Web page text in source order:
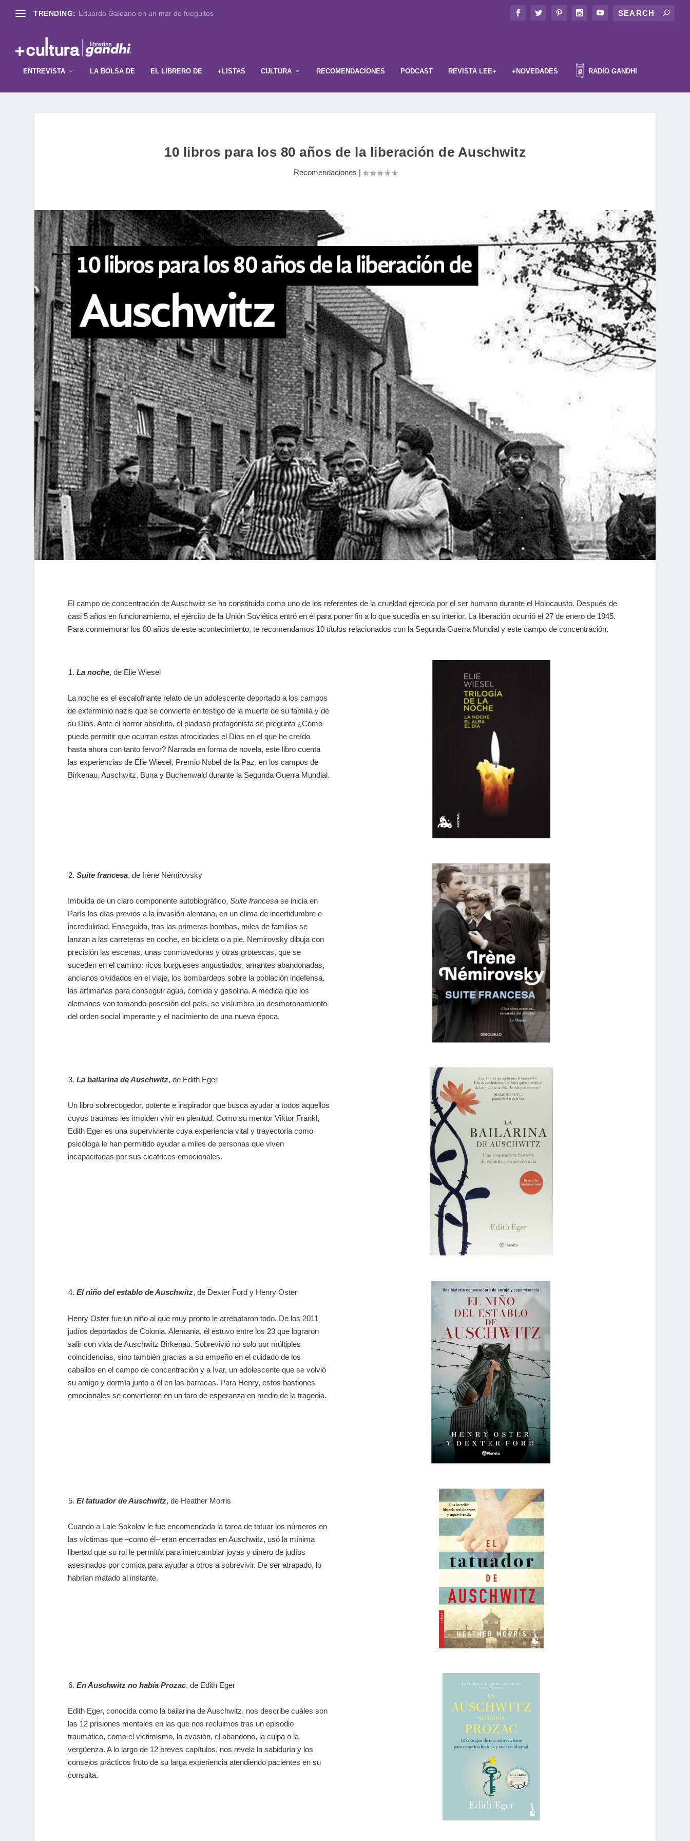
TRENDING: Eduardo Galeano en un mar de fueguitos
ENTREVISTA LA BOLSA DE EL LIBRERO DE +LISTAS CULTURA RECOMENDACIONES PODCAST REVISTA LEE+ +NOVEDADES RADIO GANDHI
10 libros para los 80 años de la liberación de Auschwitz
Recomendaciones
El campo de concentración de Auschwitz se ha constituido como uno de los referentes de la crueldad ejercida por el ser humano durante el Holocausto. Después de
casi 5 años en funcionamiento, el ejército de la Unión Soviética entró en él para poner fin a lo que sucedía en su interior. La liberación ocurrió el 27 de enero de 1945.
Para conmemorar los 80 años de este acontecimiento, te recomendamos 10 títulos relacionados con la Segunda Guerra Mundial y este campo de concentración.
La noche, de Elie Wiesel
La noche es el escalofriante relato de un adolescente deportado a los campos
de exterminio nazis que se convierte en testigo de la muerte de su familia y de
su Dios. Ante el horror absoluto, el piadoso protagonista se pregunta ¿Cómo
puede permitir que ocurran estas atrocidades el Dios en el que he creído
hasta ahora con tanto fervor? Narrada en forma de novela, este libro cuenta
las experiencias de Elie Wiesel, Premio Nobel de la Paz, en los campos de
Birkenau, Auschwitz, Buna y Buchenwald durante la Segunda Guerra Mundial.
Suite francesa, de Irène Némirovsky
Imbuida de un claro componente autobiográfico, Suite francesa se inicia en
París los días previos a la invasión alemana, en un clima de incertidumbre e
incredulidad. Enseguida, tras las primeras bombas, miles de familias se
lanzan a las carreteras en coche, en bicicleta o a pie. Nemirovsky dibuja con
precisión las escenas, unas conmovedoras y otras grotescas, que se
suceden en el camino: ricos burgueses angustiados, amantes abandonadas,
ancianos olvidados en el viaje, los bombardeos sobre la población indefensa,
las artimañas para conseguir agua, comida y gasolina. A medida que los
alemanes van tomando posesión del país, se vislumbra un desmoronamiento
del orden social imperante y el nacimiento de una nueva época.
La bailarina de Auschwitz, de Edith Eger
Un libro sobrecogedor, potente e inspirador que busca ayudar a todos aquellos
cuyos traumas les impiden vivir en plenitud. Como su mentor Viktor Frankl,
Edith Eger es una superviviente cuya experiencia vital y trayectoria como
psicóloga le han permitido ayudar a miles de personas que viven
incapacitadas por sus cicatrices emocionales.
El niño del establo de Auschwitz, de Dexter Ford y Henry Oster
Henry Oster fue un niño al que muy pronto le arrebataron todo. De los 2011
judíos deportados de Colonia, Alemania, él estuvo entre los 23 que lograron
salir con vida de Auschwitz Birkenau. Sobrevivió no solo por múltiples
coincidencias, sino también gracias a su empeño en el cuidado de los
caballos en el campo de concentración y a Ivar, un adolescente que se volvió
su amigo y dormía junto a él en las barracas. Para Henry, estos bastiones
emocionales se convirtieron en un faro de esperanza en medio de la tragedia.
El tatuador de Auschwitz, de Heather Morris
Cuando a Lale Sokolov le fue encomendada la tarea de tatuar los números en
las víctimas que –como él– eran encerradas en Auschwitz, usó la mínima
libertad que su rol le permitía para intercambiar joyas y dinero de judíos
asesinados por comida para ayudar a otros a sobrevivir. De ser atrapado, lo
habrían matado al instante.
En Auschwitz no había Prozac, de Edith Eger
Edith Eger, conocida como la bailarina de Auschwitz, nos describe cuáles son
las 12 prisiones mentales en las que nos recluimos tras un episodio
traumático, como el victimismo, la evasión, el abandono, la culpa o la
vergüenza. A lo largo de 12 breves capítulos, nos revela la sabiduría y los
consejos prácticos fruto de su larga experiencia atendiendo pacientes en su
consulta.